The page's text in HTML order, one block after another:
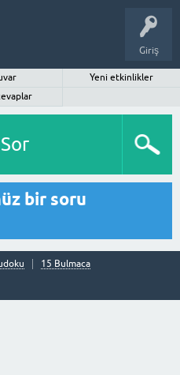
Giriş
Yeni etkinlikler
bir soru
15 Bulmaca